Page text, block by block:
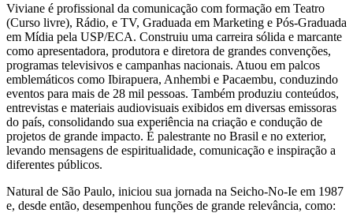
Viviane é profissional da comunicação com formação em Teatro
(Curso livre), Rádio, e TV, Graduada em Marketing e Pós-Graduada
em Mídia pela USP/ECA. Construiu uma carreira sólida e marcante
como apresentadora, produtora e diretora de grandes convenções,
programas televisivos e campanhas nacionais. Atuou em palcos
emblemáticos como Ibirapuera, Anhembi e Pacaembu, conduzindo
eventos para mais de 28 mil pessoas. Também produziu conteúdos,
entrevistas e materiais audiovisuais exibidos em diversas emissoras
do país, consolidando sua experiência na criação e condução de
projetos de grande impacto. É palestrante no Brasil e no exterior,
levando mensagens de espiritualidade, comunicação e inspiração a
diferentes públicos.
Natural de São Paulo, iniciou sua jornada na Seicho-No-Ie em 1987
e, desde então, desempenhou funções de grande relevância, como: